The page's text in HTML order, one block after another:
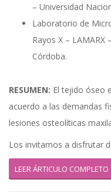
– Universidad
Laboratorio de
Rayos X – LAMARX
Córdoba.
RESUMEN: El tejido óseo
acuerdo a las demandas
lesiones osteolíticas
Los invitamos a disfrutar
LEER ÁRTICULO COMPLETO